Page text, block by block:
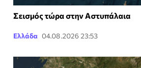
Σεισμός τώρα στην Αστυπάλαια
Ελλάδα 04.08.2026 23:53